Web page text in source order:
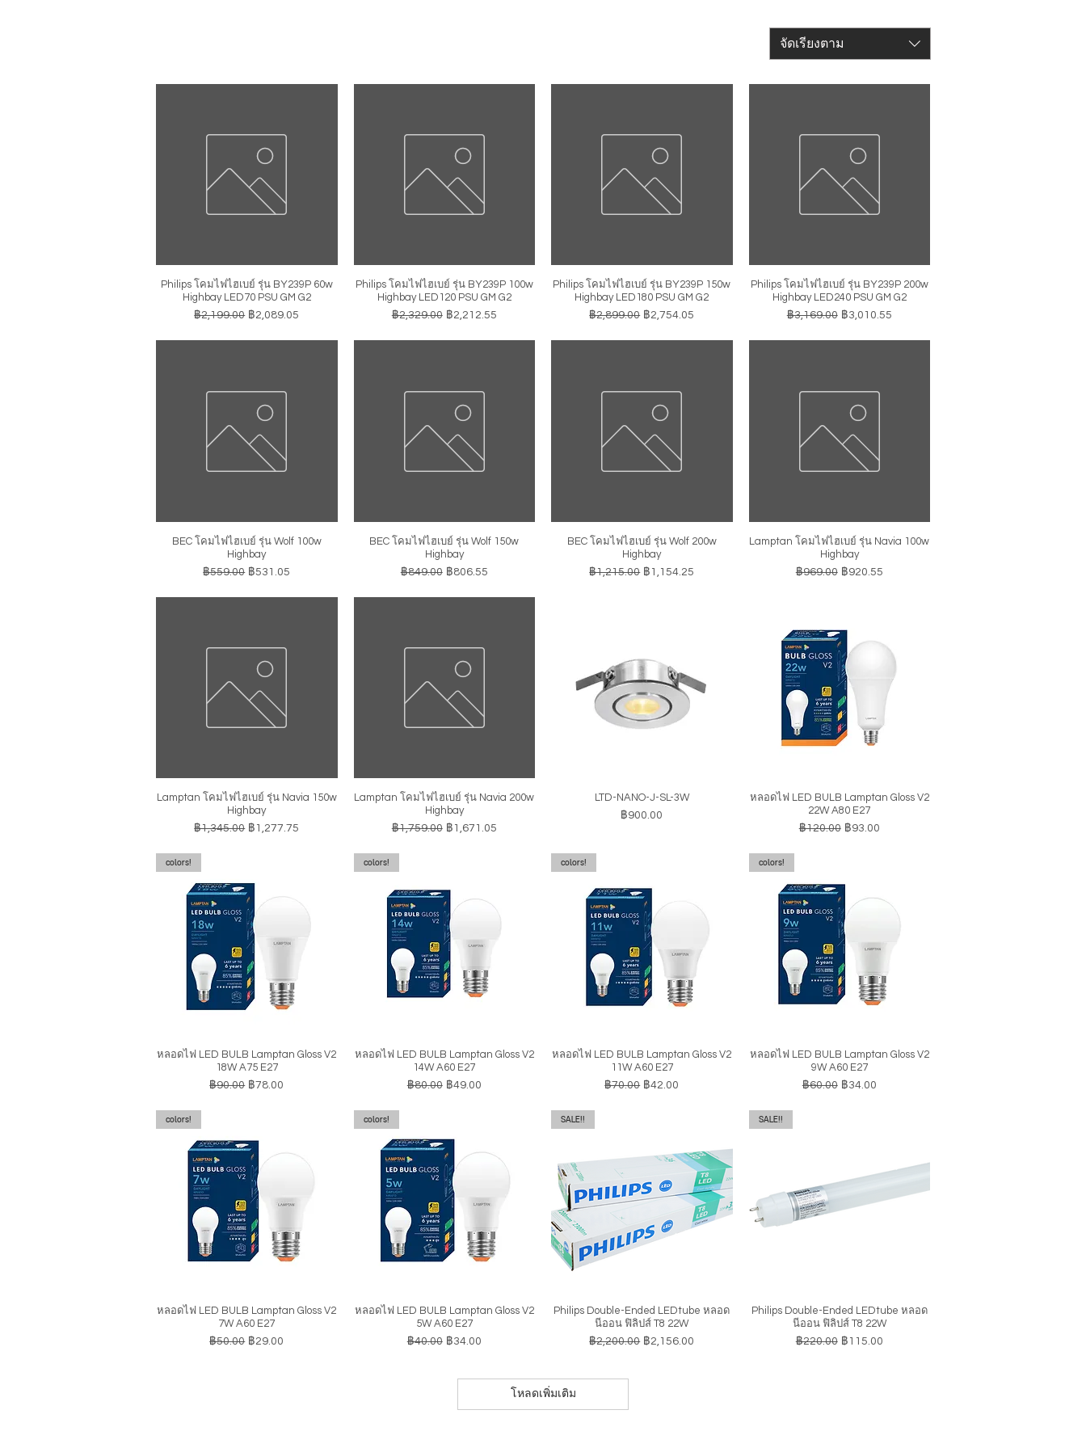
จัดเรียงตาม
ดูข้อมูลด่วน
Philips โคมไฟไฮเบย์ รุ่น BY239P 60w
Highbay LED70 PSU GM G2
ราคาปกติ
฿2,199.00 ราคาขายลด
฿2,089.05
ดูข้อมูลด่วน
Philips โคมไฟไฮเบย์ รุ่น BY239P 100w
Highbay LED120 PSU GM G2
ราคาปกติ
฿2,329.00 ราคาขายลด
฿2,212.55
ดูข้อมูลด่วน
Philips โคมไฟไฮเบย์ รุ่น BY239P 150w
Highbay LED180 PSU GM G2
ราคาปกติ
฿2,899.00 ราคาขายลด
฿2,754.05
ดูข้อมูลด่วน
Philips โคมไฟไฮเบย์ รุ่น BY239P 200w
Highbay LED240 PSU GM G2
ราคาปกติ
฿3,169.00 ราคาขายลด
฿3,010.55
ดูข้อมูลด่วน
BEC โคมไฟไฮเบย์ รุ่น Wolf 100w
Highbay
ราคาปกติ
฿559.00 ราคาขายลด
฿531.05
ดูข้อมูลด่วน
BEC โคมไฟไฮเบย์ รุ่น Wolf 150w
Highbay
ราคาปกติ
฿849.00 ราคาขายลด
฿806.55
ดูข้อมูลด่วน
BEC โคมไฟไฮเบย์ รุ่น Wolf 200w
Highbay
ราคาปกติ
฿1,215.00 ราคาขายลด
฿1,154.25
ดูข้อมูลด่วน
Lamptan โคมไฟไฮเบย์ รุ่น Navia 100w
Highbay
ราคาปกติ
฿969.00 ราคาขายลด
฿920.55
ดูข้อมูลด่วน
Lamptan โคมไฟไฮเบย์ รุ่น Navia 150w
Highbay
ราคาปกติ
฿1,345.00 ราคาขายลด
฿1,277.75
ดูข้อมูลด่วน
Lamptan โคมไฟไฮเบย์ รุ่น Navia 200w
Highbay
ราคาปกติ
฿1,759.00 ราคาขายลด
฿1,671.05
ดูข้อมูลด่วน
LTD-NANO-J-SL-3W
ราคา
฿900.00
ดูข้อมูลด่วน
หลอดไฟ LED BULB Lamptan Gloss V2
22W A80 E27
ราคาปกติ
฿120.00 ราคาขายลด
฿93.00
ดูข้อมูลด่วน
colors!
หลอดไฟ LED BULB Lamptan Gloss V2
18W A75 E27
ราคาปกติ
฿90.00 ราคาขายลด
฿78.00
ดูข้อมูลด่วน
colors!
หลอดไฟ LED BULB Lamptan Gloss V2
14W A60 E27
ราคาปกติ
฿80.00 ราคาขายลด
฿49.00
ดูข้อมูลด่วน
colors!
หลอดไฟ LED BULB Lamptan Gloss V2
11W A60 E27
ราคาปกติ
฿70.00 ราคาขายลด
฿42.00
ดูข้อมูลด่วน
colors!
หลอดไฟ LED BULB Lamptan Gloss V2
9W A60 E27
ราคาปกติ
฿60.00 ราคาขายลด
฿34.00
ดูข้อมูลด่วน
colors!
หลอดไฟ LED BULB Lamptan Gloss V2
7W A60 E27
ราคาปกติ
฿50.00 ราคาขายลด
฿29.00
ดูข้อมูลด่วน
colors!
หลอดไฟ LED BULB Lamptan Gloss V2
5W A60 E27
ราคาปกติ
฿40.00 ราคาขายลด
฿34.00
ดูข้อมูลด่วน
SALE!!
Philips Double-Ended LEDtube หลอด
นีออน ฟิลิปส์ T8 22W
ราคาปกติ
฿2,200.00 ราคาขายลด
฿2,156.00
ดูข้อมูลด่วน
SALE!!
Philips Double-Ended LEDtube หลอด
นีออน ฟิลิปส์ T8 22W
ราคาปกติ
฿220.00 ราคาขายลด
฿115.00
โหลดเพิ่มเติม